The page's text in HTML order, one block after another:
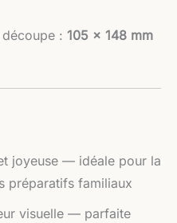
: 105 × 148 mm
joyeuse — idéale pour la
préparatifs familiaux
visuelle — parfaite